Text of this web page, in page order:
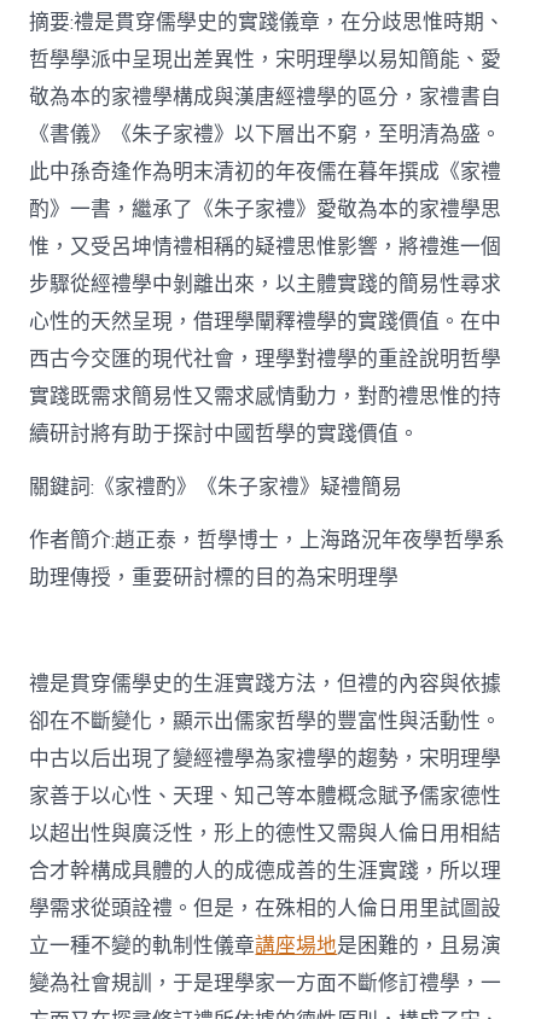
空
間】
從
簡
化
禮
制
到
道
理
天
然：
孫
奇
逢
酌
禮
思
中
摘要:禮是貫穿儒學史的實踐儀章，在分歧思惟時期、
哲學學派中呈現出差異性，宋明理學以易知簡能、愛
敬為本的家禮學構成與漢唐經禮學的區分，家禮書自
《書儀》《朱子家禮》以下層出不窮，至明清為盛。
此中孫奇逢作為明末清初的年夜儒在暮年撰成《家禮
酌》一書，繼承了《朱子家禮》愛敬為本的家禮學思
惟，又受呂坤情禮相稱的疑禮思惟影響，將禮進一個
步驟從經禮學中剝離出來，以主體實踐的簡易性尋求
心性的天然呈現，借理學闡釋禮學的實踐價值。在中
西古今交匯的現代社會，理學對禮學的重詮說明哲學
實踐既需求簡易性又需求感情動力，對酌禮思惟的持
續研討將有助于探討中國哲學的實踐價值。
關鍵詞:《家禮酌》《朱子家禮》疑禮簡易
作者簡介:趙正泰，哲學博士，上海路況年夜學哲學系
助理傳授，重要研討標的目的為宋明理學
禮是貫穿儒學史的生涯實踐方法，但禮的內容與依據
卻在不斷變化，顯示出儒家哲學的豐富性與活動性。
中古以后出現了變經禮學為家禮學的趨勢，宋明理學
家善于以心性、天理、知己等本體概念賦予儒家德性
以超出性與廣泛性，形上的德性又需與人倫日用相結
合才幹構成具體的人的成德成善的生涯實踐，所以理
學需求從頭詮禮。但是，在殊相的人倫日用里試圖設
立一種不變的軌制性儀章講座場地是困難的，且易演
變為社會規訓，于是理學家一方面不斷修訂禮學，一